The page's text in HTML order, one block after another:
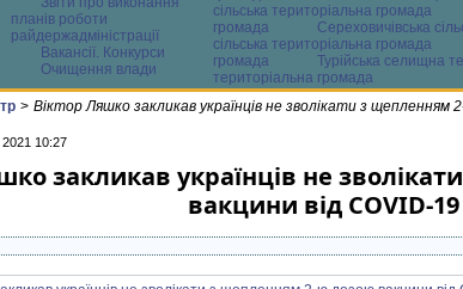
планів роботи
райдержадміністрації
Вакансії. Конкурси
Очищення влади
сільська територіальна громада
громада
Сереховичівська
сільська територіальна громада
громада
Турійська селищна
територіальна громада
> Віктор Ляшко закликав українців не зволікати з щепленням
10:27
закликав українців не
вакцини від COVID-19